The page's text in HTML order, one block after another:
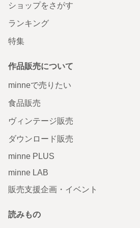
ショップをさがす
ランキング
特集
作品販売について
minneで売りたい
食品販売
ヴィンテージ販売
ダウンロード販売
minne PLUS
minne LAB
販売支援企画・イベント
読みもの